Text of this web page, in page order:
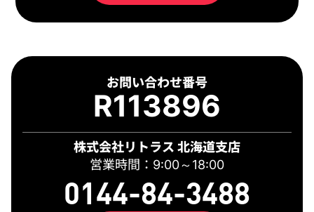
お問い合わせ番号
R113896
株式会社リトラス 北海道支店
営業時間：9:00～18:00
0144-84-3488